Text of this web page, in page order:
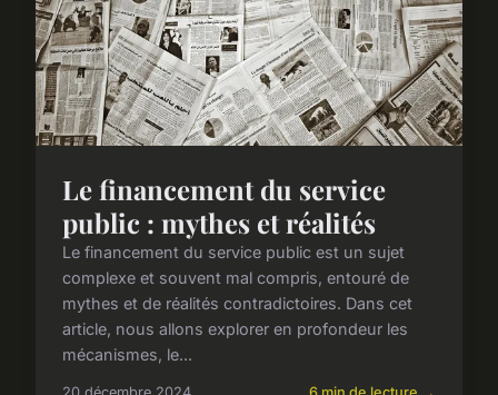
Le financement du service
public : mythes et réalités
Le financement du service public est un sujet
complexe et souvent mal compris, entouré de
mythes et de réalités contradictoires. Dans cet
article, nous allons explorer en profondeur les
mécanismes, le...